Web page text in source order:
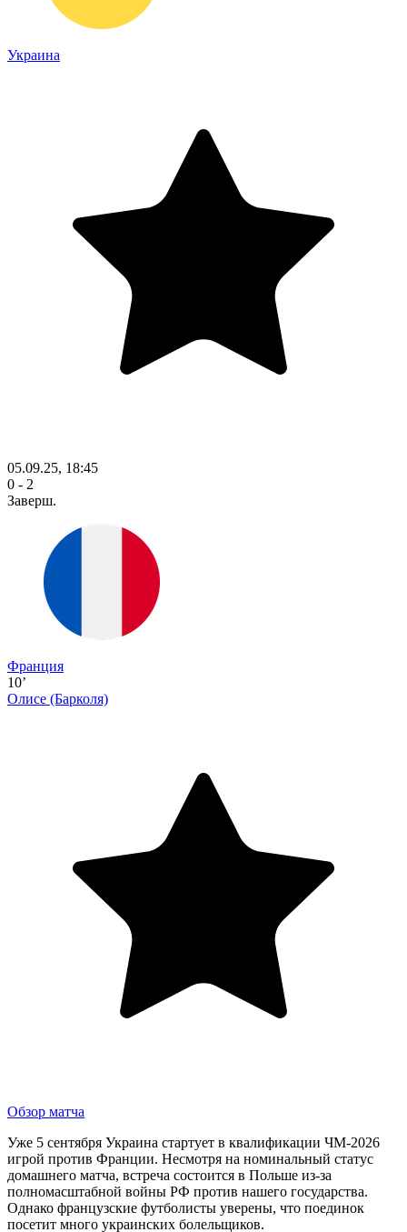
Украина
05.09.25, 18:45
0 - 2
Заверш.
Франция
10’
Олисе (Барколя)
Обзор матча
Уже 5 сентября Украина стартует в квалификации ЧМ-2026
игрой против Франции. Несмотря на номинальный статус
домашнего матча, встреча состоится в Польше из-за
полномасштабной войны РФ против нашего государства.
Однако французские футболисты уверены, что поединок
посетит много украинских болельщиков.